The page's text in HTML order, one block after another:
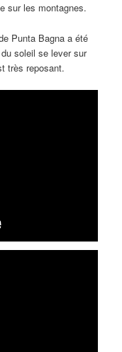
sur les montagnes.
Punta Bagna a été
soleil se lever sur
très reposant.